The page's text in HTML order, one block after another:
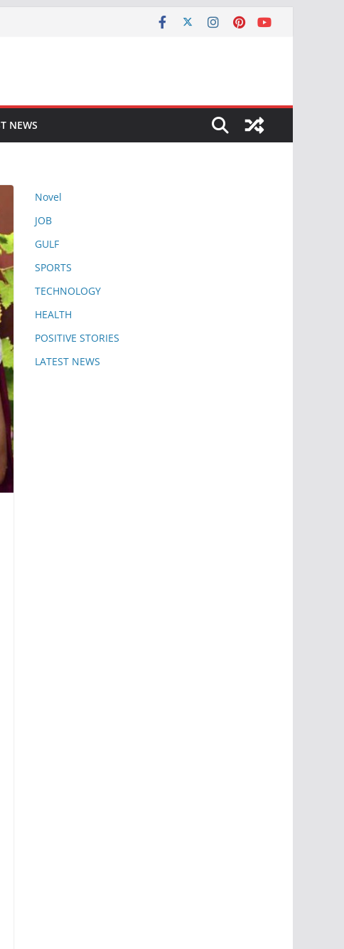
NEWS
Novel
JOB
GULF
SPORTS
TECHNOLOGY
HEALTH
POSITIVE STORIES
LATEST NEWS